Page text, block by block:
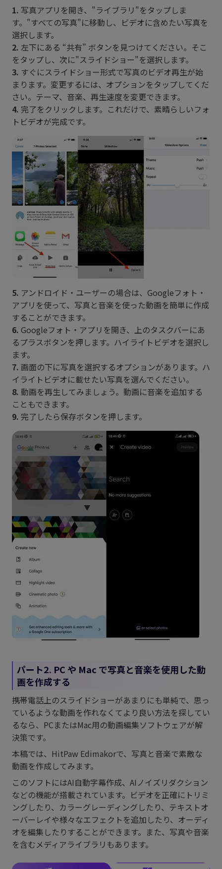
1. 写真アプリを開き、"ライブラリ"をタップしま
す。"すべての写真"に移動し、ビデオに含めたい写真を
選択します。
2. 左下にある “共有” ボタンを見つけてください。そこ
をタップし、次に"スライドショー"を選択します。
3. すぐにスライドショー形式で写真のビデオ再生が始
まります。変更するには、オプションをタップしてくだ
さい。テーマ、音楽、再生速度を変更できます。
4. 完了をクリックします。これだけで、素晴らしいフォ
トビデオが完成です。
5. アンドロイド・ユーザーの場合は、Googleフォト・
アプリを使って、写真と音楽を使った動画を簡単に作成
することができます。
6. Googleフォト・アプリを開き、上のタスクバーにあ
るプラスボタンを押します。ハイライトビデオを選択し
ます。
7. 画面の下に写真を選択するオプションがあります。ハ
イライトビデオに載せたい写真を選んでください。
8. 動画を再生してみましょう。動画に音楽を追加する
こともできます。
9. 完了したら保存ボタンを押します。
パート2. PC や Mac で写真と音楽を使用した動
画を作成する
携帯電話上のスライドショーがあまりにも単純で、思っ
ているような動画を作れなくてより良い方法を探してい
るなら、PCまたはMac用の動画編集ソフトウェアが解
決策です。
本稿では、HitPaw Edimakorで、写真と音楽で素敵な
動画を作成してみます。
このソフトにはAI自動字幕作成、AIノイズリダクション
などの機能が搭載されています。ビデオを正確にトリミ
ングしたり、カラーグレーディングしたり、テキストオ
ーバーレイや様々なエフェクトを追加したり、オーディ
オを編集したりすることができます。また、写真や音楽
を含むメディアライブラリもあります。